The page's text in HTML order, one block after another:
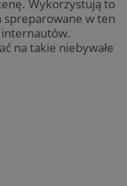
Wykorzystują to
spreparowane w ten
na takie niebywałe